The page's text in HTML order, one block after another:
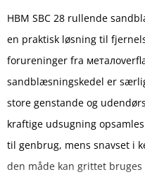
HBM SBC 28 rullende
en praktisk løsning til
forureninger fra
sandblæsningskedel er
store genstande og
kraftige udsugning
til genbrug, mens snavset i
den måde kan grittet